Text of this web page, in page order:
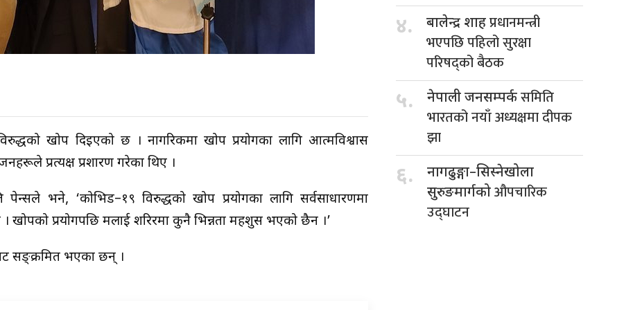
खोप दिइएको छ । नागरिकमा खोप प्रयोगका लागि आत्मविश्वास
प्रत्यक्ष प्रशारण गरेका थिए ।
पेन्सले भने, ‘कोभिड–१९ विरुद्धको खोप प्रयोगका लागि सर्वसाधारणमा
प्रयोगपछि मलाई शरिरमा कुनै भिन्नता महशुस भएको छैन ।’
सङ्क्रमित भएका छन् ।
४. बालेन्द्र शाहप्रधानमन्त्री
भएपछि पहिलो सुरक्षा
परिषद्को बैठक
५. नेपाली जनसम्पर्कसमिति
भारतको नयाँ अध्यक्षमा दीपक
झा
६.
नागढुङ्गा–सिस्नेखोला
सुरुङमार्गकोऔपचारिक
उद्घाटन